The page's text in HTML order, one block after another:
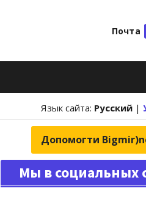
Почта
Язык сайта: Русский |
Допомогти
Мы в социальных